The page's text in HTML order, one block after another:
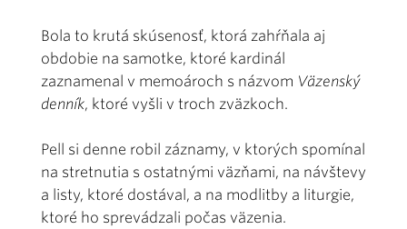
Bola to krutá skúsenosť, ktorá zahŕňala aj
obdobie na samotke, ktoré kardinál
zaznamenal v memoároch s názvom Väzenský
denník, ktoré vyšli v troch zväzkoch.
Pell si denne robil záznamy, v ktorých spomínal
na stretnutia s ostatnými väzňami, na návštevy
a listy, ktoré dostával, a na modlitby a liturgie,
ktoré ho sprevádzali počas väzenia.